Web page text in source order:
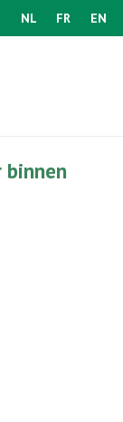
NL FR EN